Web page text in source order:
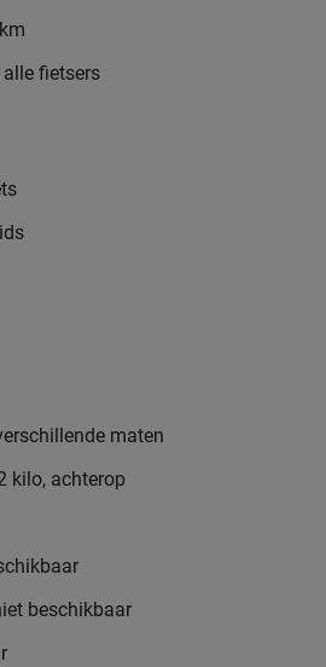
fietsers
maten
kilo, achterop
beschikbaar